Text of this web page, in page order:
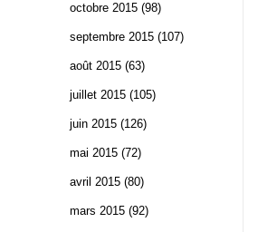
octobre 2015 (98)
septembre 2015 (107)
août 2015 (63)
juillet 2015 (105)
juin 2015 (126)
mai 2015 (72)
avril 2015 (80)
mars 2015 (92)